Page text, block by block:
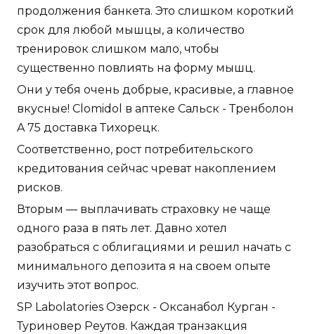
продолжения банкета. Это слишком короткий
срок для любой мышцы, а количество
тренировок слишком мало, чтобы
существенно повлиять на форму мышц.
Они у тебя очень добрые, красивые, а главное
вкусные! Clomidol в аптеке Сальск - Тренболон
A 75 доставка Тихорецк.
Соответственно, рост потребительского
кредитования сейчас чреват накоплением
рисков.
Вторым — выплачивать страховку не чаще
одного раза в пять лет. Давно хотел
разобраться с облигациями и решил начать с
минимального депозита я на своем опыте
изучить этот вопрос.
SP Labolatories Озерск - Оксанабол Курган -
Туриновер Реутов. Каждая транзакция